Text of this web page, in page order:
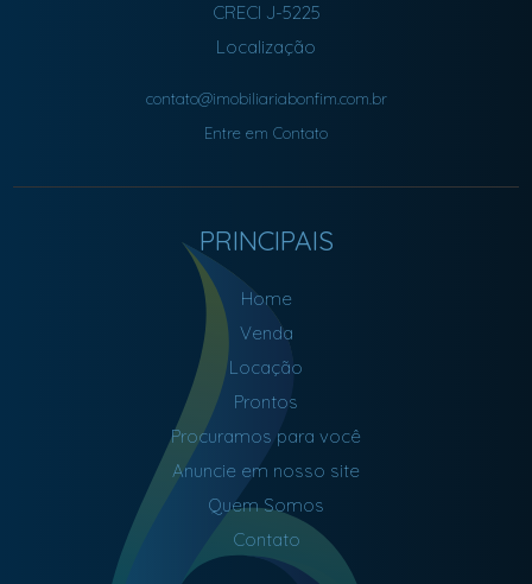
CRECI J-5225
Localização
contato@imobiliariabonfim.com.br
Entre em Contato
PRINCIPAIS
Home
Venda
Locação
Prontos
Procuramos para você
Anuncie em nosso site
Quem Somos
Contato